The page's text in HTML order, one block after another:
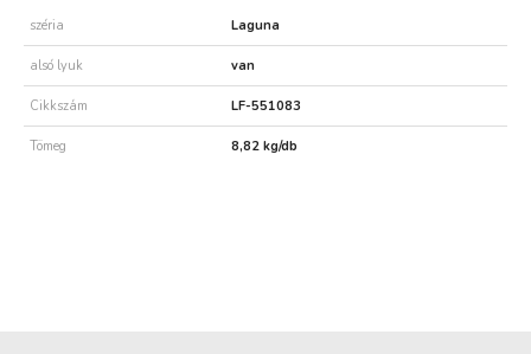
széria Laguna
alsó lyuk van
Cikkszám LF-551083
Tömeg 8,82 kg/db